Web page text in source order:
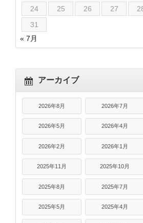
24
25 26 27
31
« 7月
アーカイブ
2026年8月 2026年7月
2026年5月 2026年4月
2026年2月 2026年1月
2025年11月 2025年10月
2025年8月 2025年7月
2025年5月 2025年4月